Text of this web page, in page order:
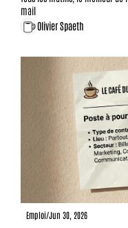
mail
Olivier Spaeth
Emploi/Jun 30, 2026